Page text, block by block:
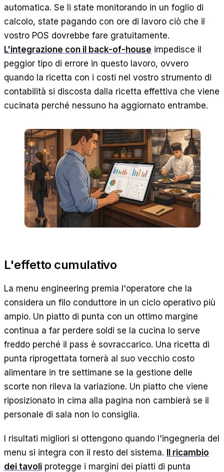
automatica. Se li state monitorando in un foglio di
calcolo, state pagando con ore di lavoro ciò che il
vostro POS dovrebbe fare gratuitamente.
L'integrazione con il back-of-house impedisce il
peggior tipo di errore in questo lavoro, ovvero
quando la ricetta con i costi nel vostro strumento di
contabilità si discosta dalla ricetta effettiva che viene
cucinata perché nessuno ha aggiornato entrambe.
L'effetto cumulativo
La menu engineering premia l'operatore che la
considera un filo conduttore in un ciclo operativo più
ampio. Un piatto di punta con un ottimo margine
continua a far perdere soldi se la cucina lo serve
freddo perché il pass è sovraccarico. Una ricetta di
punta riprogettata tornerà al suo vecchio costo
alimentare in tre settimane se la gestione delle
scorte non rileva la variazione. Un piatto che viene
riposizionato in cima alla pagina non cambierà se il
personale di sala non lo consiglia.
I risultati migliori si ottengono quando l'ingegneria del
menu si integra con il resto del sistema. Il ricambio
dei tavoli protegge i margini dei piatti di punta